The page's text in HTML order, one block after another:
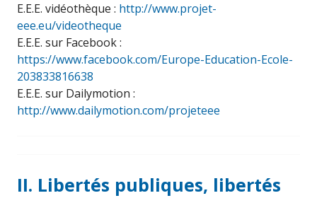
E.E.E. vidéothèque : http://www.projet-
eee.eu/videotheque
E.E.E. sur Facebook :
https://www.facebook.com/Europe-Education-Ecole-
203833816638
E.E.E. sur Dailymotion :
http://www.dailymotion.com/projeteee
II. Libertés publiques, libertés